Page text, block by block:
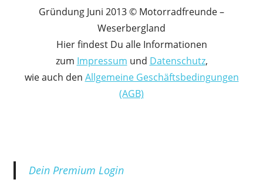
Gründung Juni 2013 © Motorradfreunde –
Weserbergland
Hier findest Du alle Informationen
zum Impressum und Datenschutz,
wie auch den Allgemeine Geschäftsbedingungen
(AGB)
Dein Premium Login